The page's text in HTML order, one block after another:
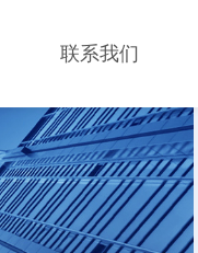
联系我们